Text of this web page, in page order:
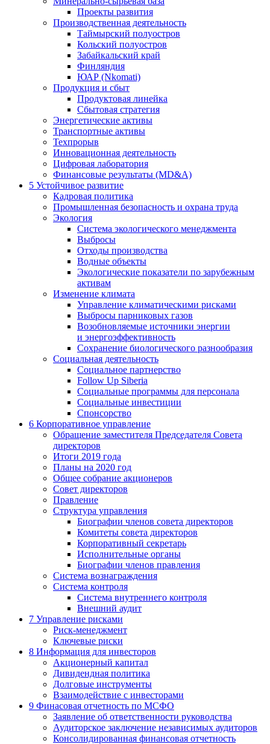
Проекты развития
Производственная деятельность
Таймырский полуостров
Кольский полуостров
Забайкальский край
Финляндия
ЮАР (Nkomati)
Продукция и сбыт
Продуктовая линейка
Сбытовая стратегия
Энергетические активы
Транспортные активы
Техпрорыв
Инновационная деятельность
Цифровая лаборатория
Финансовые результаты (MD&A)
5 Устойчивое развитие
Кадровая политика
Промышленная безопасность и охрана труда
Экология
Система экологического менеджмента
Выбросы
Отходы производства
Водные объекты
Экологические показатели по зарубежным
активам
Изменение климата
Управление климатическими рисками
Выбросы парниковых газов
Возобновляемые источники энергии
и энергоэффективность
Сохранение биологического разнообразия
Социальная деятельность
Социальное партнерство
Follow Up Siberia
Социальные программы для персонала
Социальные инвестиции
Спонсорство
6 Корпоративное управление
Обращение заместителя Председателя Совета
директоров
Итоги 2019 года
Планы на 2020 год
Общее собрание акционеров
Совет директоров
Правление
Структура управления
Биографии членов совета директоров
Комитеты совета директоров
Корпоративный секретарь
Исполнительные органы
Биографии членов правления
Система вознаграждения
Система контроля
Система внутреннего контроля
Внешний аудит
7 Управление рисками
Риск-менеджмент
Ключевые риски
8 Информация для инвесторов
Акционерный капитал
Дивидендная политика
Долговые инструменты
Взаимодействие с инвеcторами
9 Финасовая отчетность по МСФО
Заявление об ответственности руководства
Аудиторское заключение независимых аудиторов
Консолидированная финансовая отчетность